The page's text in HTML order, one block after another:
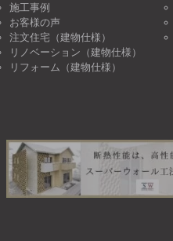
施工事例
お客様の声
注文住宅（建物仕様）
リノベーション（建物仕様）
リフォーム（建物仕様）